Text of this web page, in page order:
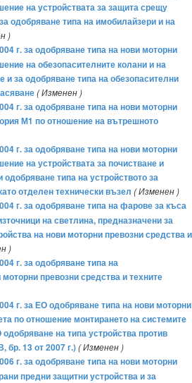
на устройствата за защита срещу
одобряване типа на имобилайзери и на
)
г. за одобряване типа на нови моторни
на обезопасителните колани и на
и за одобряване типа на обезопасителни
( Изменен )
г. за одобряване типа на нови моторни
М1 по отношение на вътрешното
г. за одобряване типа на нови моторни
на устройствата за почистване и
типа на устройството за
отделен технически възел ( Изменен )
г. за одобряване типа на фарове за къса
на светлина, предназначени за
на нови моторни превозни средства и
)
г. за одобряване типа на
превозни средства и техните
г. за ЕО одобряване типа на нови моторни
по отношение монтирането на системите
на типа устройства против
бр. 13 от 2007 г.)( Изменен )
г. за одобряване типа на нови моторни
предни защитни устройства и за